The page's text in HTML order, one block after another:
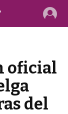
oficial
del